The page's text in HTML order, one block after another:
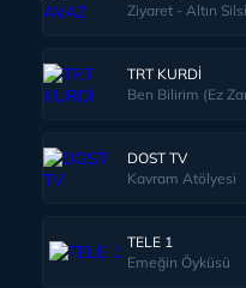
Ziyaret - Altın
TRT KURDİ
Ben Bilirim (Ez
DOST TV
Kavram Atölyesi
TELE 1
Emeğin Öyküsü